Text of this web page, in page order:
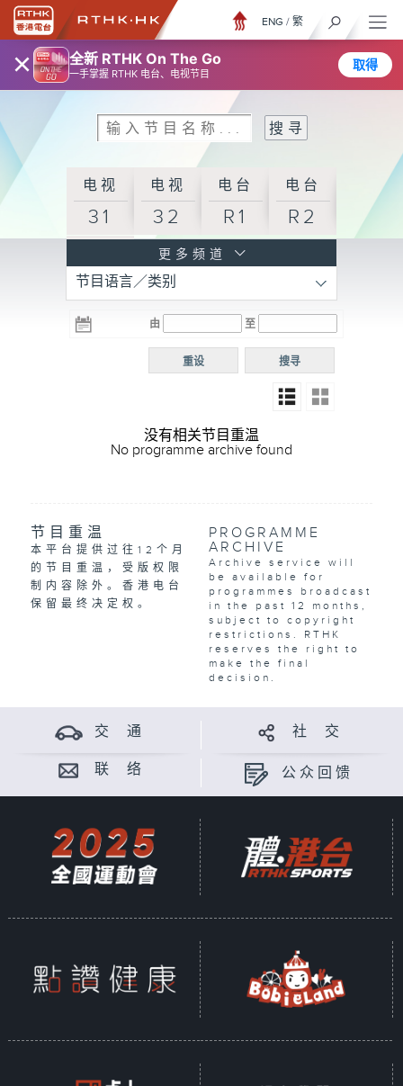
× 全新 RTHK On The Go
一手掌握 RTHK 电台、电视节目
取得
ENG / 繁
电视
31
电视
32
电台
R1
电台
R2
R3
电台 电台
R5
电台
普通
更多频道
节目语言／类别
由 至
搜寻
重设
没有相关节目重温
No programme archive found
节目重温
本平台提供过往12个月
的节目重温，受版权限
制内容除外。香港电台
保留最终决定权。
PROGRAMME
ARCHIVE
Archive service will
be available for
programmes broadcast
in the past 12 months,
subject to copyright
restrictions. RTHK
reserves the right to
make the final
decision.
交 通 社 交
联 络 公众回馈